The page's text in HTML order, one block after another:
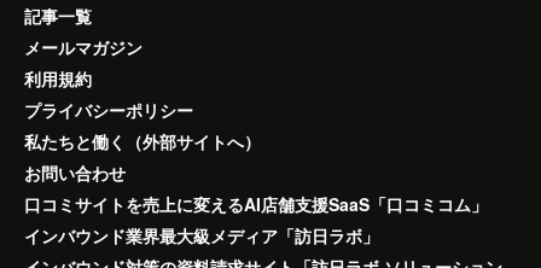
記事一覧
メールマガジン
利用規約
プライバシーポリシー
私たちと働く（外部サイトへ）
お問い合わせ
口コミサイトを売上に変えるAI店舗支援SaaS「口コミコム」
インバウンド業界最大級メディア「訪日ラボ」